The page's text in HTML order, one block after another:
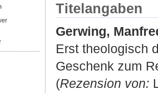
Titelangaben
Gerwing,
Erst theologisch
Geschenk zum
(Rezension von: